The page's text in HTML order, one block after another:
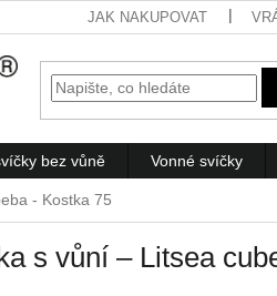
JAK NAKUPOVAT
bez vůně Vonné svíčky
- Kostka 75
s vůní – Litsea